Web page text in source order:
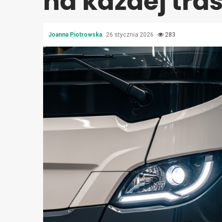
Joanna Piotrowska 26 stycznia 2026 283